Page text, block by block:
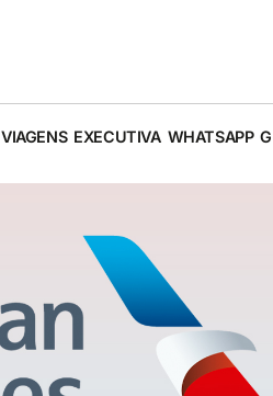
VIAGENS EXECUTIVA WHATSAPP